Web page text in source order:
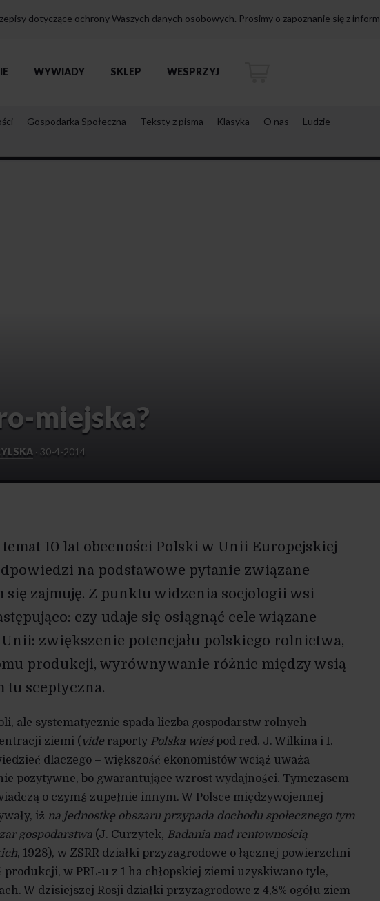
dotyczące ochrony Waszych danych osobowych. Prosimy o zapoznanie się z
WYWIADY SKLEP WESPRZYJ
Gospodarka Społeczna Teksty z pisma Klasyka O nas
Ludzie
miejska?
· 30-4-2014
10 lat obecności Polski w Unii Europejskiej
na podstawowe pytanie związane
się zajmuję. Z punktu widzenia socjologii wsi
czy udaje się osiągnąć cele wiązane
zwiększenie potencjału polskiego rolnictwa,
produkcji, wyrównywanie różnic między wsią
tu sceptyczna.
ale systematycznie spada liczba gospodarstw rolnych
ziemi ( vide raporty Polska wieśpod red. J. Wilkina i I.
dlaczego – większość ekonomistów wciąż uważa
pozytywne, bo gwarantujące wzrost wydajności. Tymczasem
o czymś zupełnie innym. W Polsce międzywojennej
iż na jednostkę obszaru przypada dochodu społecznego tym
gospodarstwa (J. Curzytek, Badania nad rentownością
, 1928), w ZSRR działki przyzagrodowe o łącznej powierzchni
produkcji, w PRL-u z 1 ha chłopskiej ziemi uzyskiwano tyle,
W dzisiejszej Rosji działki przyzagrodowe z 4,8% ogółu ziem